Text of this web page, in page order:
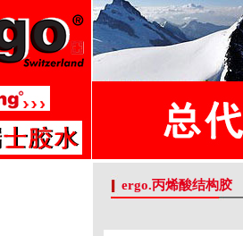
ergo.丙烯酸结构胶